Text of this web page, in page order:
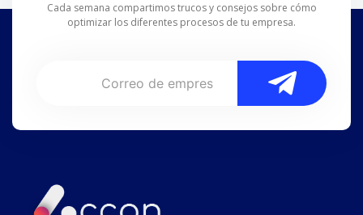
Cada semana compartimos trucos y consejos sobre cómo
optimizar los diferentes procesos de tu empresa.